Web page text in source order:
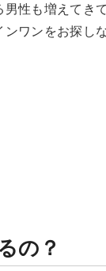
男性も増えてき
ワンをお探し
の？